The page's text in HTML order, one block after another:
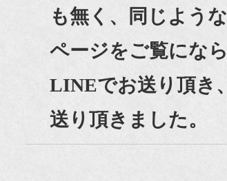
も無く、同じよう
ページをご覧にな
LINEでお送り頂き
送り頂きました。